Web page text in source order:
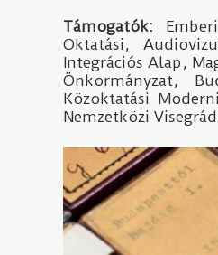
Támogatók:
Oktatási,
Integrációs Alap,
Önkormányzat,
Közoktatási
Nemzetközi